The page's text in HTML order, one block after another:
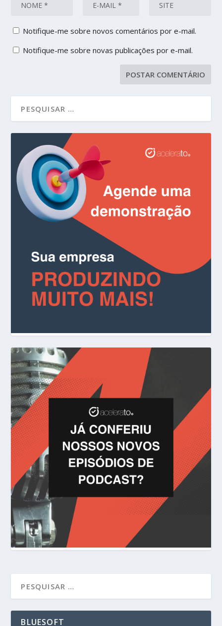
Notifique-me sobre novos comentários por e-mail.
Notifique-me sobre novas publicações por e-mail.
BLUESOFT